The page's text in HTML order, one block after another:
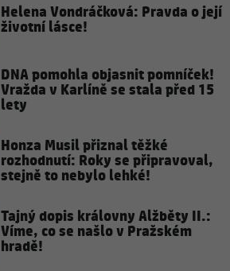
Helena Vondráčková: Pravda o její
životní lásce!
DNA pomohla objasnit pomníček!
Vražda v Karlíně se stala před 15
lety
Honza Musil přiznal těžké
rozhodnutí: Roky se připravoval,
stejně to nebylo lehké!
Tajný dopis královny Alžběty II.:
Víme, co se našlo v Pražském
hradě!